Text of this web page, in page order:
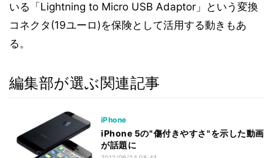
いる「Lightning to Micro USB Adaptor」という変換
コネクタ(19ユーロ)を保険として活用する動きもあ
る。
編集部が選ぶ関連記事
iPhone
iPhone 5の"傷付きやすさ"を示した動画
が話題に